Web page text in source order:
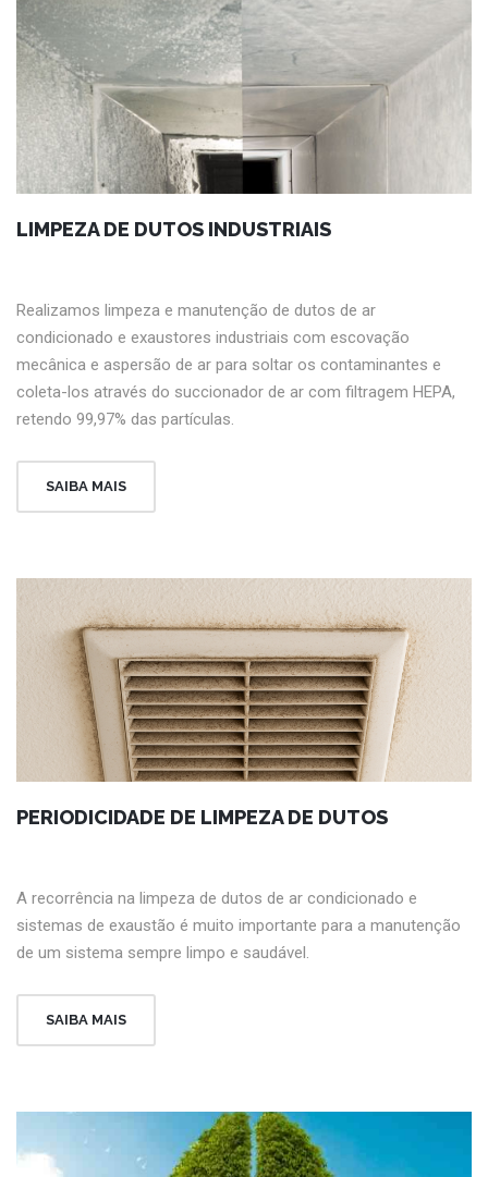
LIMPEZA DE DUTOS INDUSTRIAIS
Realizamos limpeza e manutenção de dutos de ar
condicionado e exaustores industriais com escovação
mecânica e aspersão de ar para soltar os contaminantes e
coleta-los através do succionador de ar com filtragem HEPA,
retendo 99,97% das partículas.
SAIBA MAIS
PERIODICIDADE DE LIMPEZA DE DUTOS
A recorrência na limpeza de dutos de ar condicionado e
sistemas de exaustão é muito importante para a manutenção
de um sistema sempre limpo e saudável.
SAIBA MAIS